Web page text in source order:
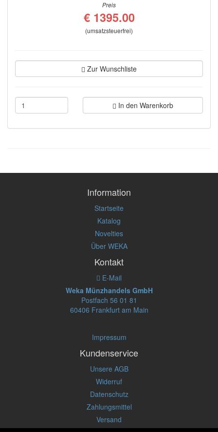
Preis
€ 1395.00
(umsatzsteuerfrei)
Zur Wunschliste
In den Warenkorb
Information
Startseite
Katalog
Novelties
Über WEKA
Kontakt
E-Mail
Weka Münzhandels GmbH
Postfach 56 01 81
60406 Frankfurt am Main
Impressum
Kundenservice
Unsere AGB
Widerruf
Datenschutz
Zahlungsmittel
Versand